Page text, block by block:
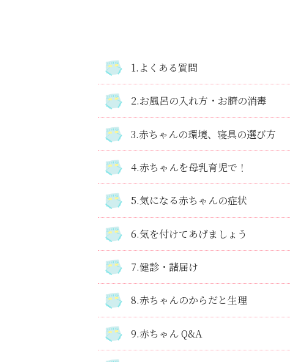
1.よくある質問
2.お風呂の入れ方・お臍の消毒
3.赤ちゃんの環境、寝具の選び方
4.赤ちゃんを母乳育児で！
5.気になる赤ちゃんの症状
6.気を付けてあげましょう
7.健診・諸届け
8.赤ちゃんのからだと生理
9.赤ちゃん Q&A